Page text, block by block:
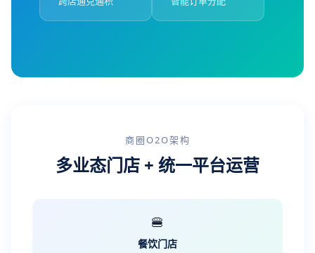
商圈O2O架构
多业态门店 + 统一平台运营
🍔
餐饮门店